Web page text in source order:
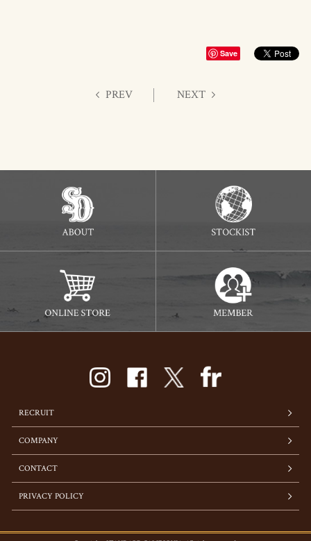
Save
PREV NEXT
RECRUIT
COMPANY
CONTACT
PRIVACY POLICY